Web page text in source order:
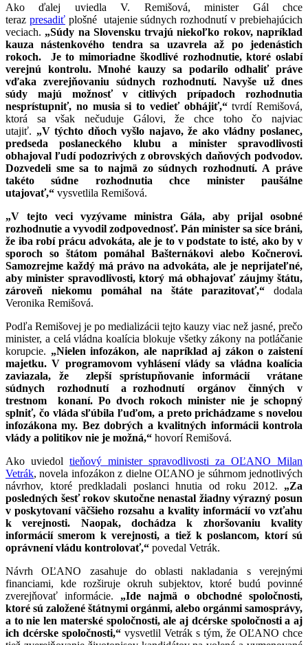
Ako ďalej uviedla V. Remišová, minister Gál chce
teraz presadiťplošné utajenie súdnych rozhodnutí v prebiehajúcich
veciach. „Súdy na Slovensku trvajú niekoľko rokov, napríklad
kauza nástenkového tendra sa uzavrela až po jedenástich
rokoch. Je to mimoriadne škodlivé rozhodnutie, ktoré oslabí
verejnú kontrolu. Mnohé kauzy sa podarilo odhaliť práve
vďaka zverejňovaniu súdnych rozhodnutí. Navyše už dnes
súdy majú možnosť v citlivých prípadoch rozhodnutia
nesprístupniť, no musia si to vedieť obhájiť,“tvrdí Remišová,
ktorá sa však nečuduje Gálovi, že chce toho čo najviac
utajiť. „V týchto dňoch vyšlo najavo, že ako vládny poslanec,
predseda poslaneckého klubu a minister spravodlivosti
obhajoval ľudí podozrivých z obrovských daňových podvodov.
Dozvedeli sme sa to najmä zo súdnych rozhodnutí. A práve
takéto súdne rozhodnutia chce minister paušálne
utajovať,“ vysvetlila Remišová.
„V tejto veci vyzývame ministra Gála, aby prijal osobné
rozhodnutie a vyvodil zodpovednosť. Pán minister sa síce bráni,
že iba robí prácu advokáta, ale je to v podstate to isté, ako by v
sporoch so štátom pomáhal Bašternákovi alebo Kočnerovi.
Samozrejme každý má právo na advokáta, ale je neprijateľné,
aby minister spravodlivosti, ktorý má obhajovať záujmy štátu,
zároveň niekomu pomáhal na štáte parazitovať,“ dodala
Veronika Remišová.
Podľa Remišovej je po medializácii tejto kauzy viac než jasné, prečo
minister, a celá vládna koalícia blokuje všetky zákony na potláčanie
korupcie. „Nielen infozákon, ale napríklad aj zákon o zaistení
majetku. V programovom vyhlásení vlády sa vládna koalícia
zaviazala, že zlepší sprístupňovanie informácií vrátane
súdnych rozhodnutí a rozhodnutí orgánov činných v
trestnom konaní. Po dvoch rokoch minister nie je schopný
splniť, čo vláda sľúbila ľuďom, a preto prichádzame s novelou
infozákona my. Bez dobrých a kvalitných informácii kontrola
vlády a politikov nie je možná,“ hovorí Remišová.
Ako uviedol tieňový minister spravodlivosti za OĽANO Milan
Vetrák, novela infozákon z dielne OĽANO je súhrnom jednotlivých
návrhov, ktoré predkladali poslanci hnutia od roku 2012. „Za
posledných šesť rokov skutočne nenastal žiadny výrazný posun
v poskytovaní väčšieho rozsahu a kvality informácií vo vzťahu
k verejnosti. Naopak, dochádza k zhoršovaniu kvality
informácií smerom k verejnosti, a tiež k poslancom, ktorí sú
oprávnení vládu kontrolovať,“ povedal Vetrák.
Návrh OĽANO zasahuje do oblasti nakladania s verejnými
financiami, kde rozširuje okruh subjektov, ktoré budú povinné
zverejňovať informácie. „Ide najmä o obchodné spoločnosti,
ktoré sú založené štátnymi orgánmi, alebo orgánmi samosprávy,
a to nie len materské spoločnosti, ale aj dcérske spoločnosti a aj
ich dcérske spoločnosti,“ vysvetlil Vetrák s tým, že OĽANO chce